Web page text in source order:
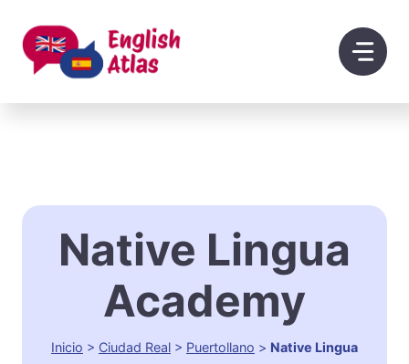
contenido
Native Lingua
Academy
Inicio > Ciudad Real > Puertollano > Native Lingua